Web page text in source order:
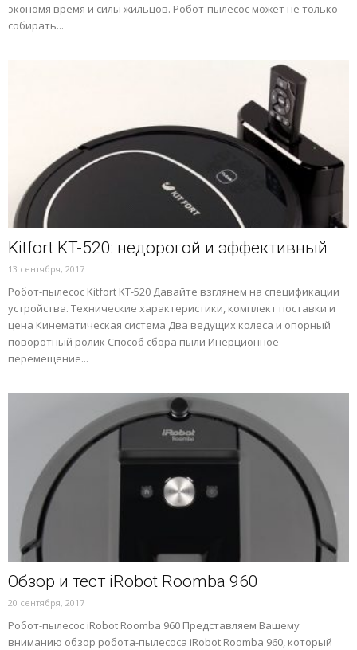
экономя время и силы жильцов. Робот-пылесос может не только
собирать...
Kitfort KT-520: недорогой и эффективный
13 сентября, 2017
Робот-пылесос Kitfort KT-520 Давайте взглянем на спецификации
устройства. Технические характеристики, комплект поставки и
цена Кинематическая система Два ведущих колеса и опорный
поворотный ролик Способ сбора пыли Инерционное
перемещение...
Обзор и тест iRobot Roomba 960
20 сентября, 2017
Робот-пылесос iRobot Roomba 960 Представляем Вашему
вниманию обзор робота-пылесоса iRobot Roomba 960, который